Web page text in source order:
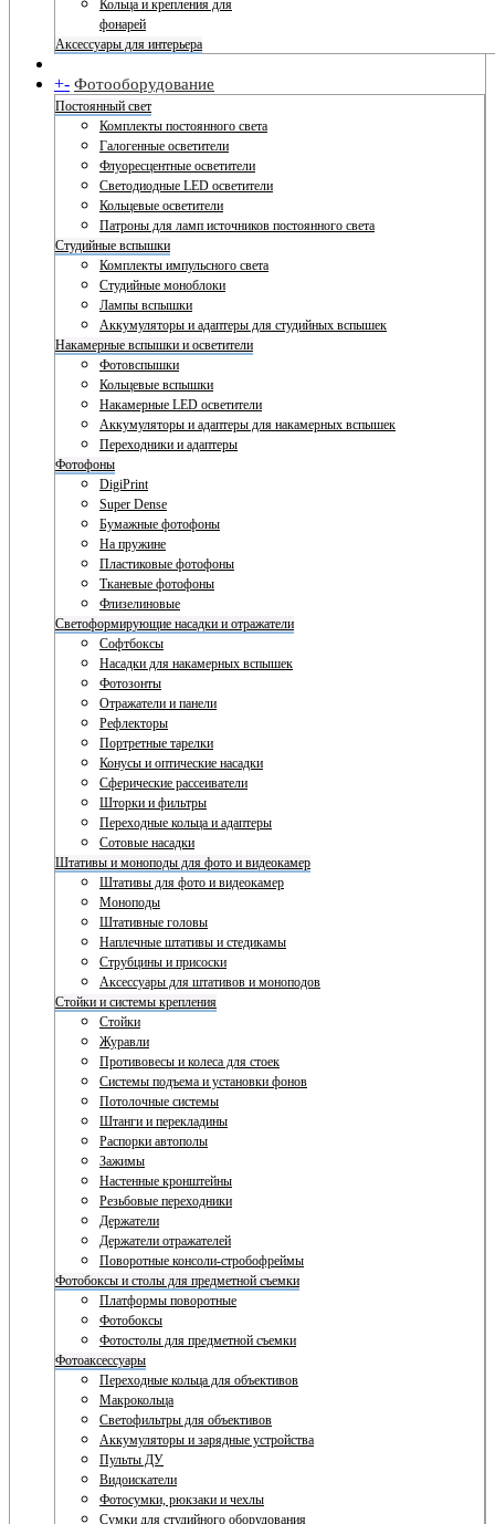
Кольца и крепления для
фонарей
Аксессуары для интерьера
+- Фотооборудование
Постоянный свет
Комплекты постоянного света
Галогенные осветители
Флуоресцентные осветители
Светодиодные LED осветители
Кольцевые осветители
Патроны для ламп источников постоянного света
Студийные вспышки
Комплекты импульсного света
Студийные моноблоки
Лампы вспышки
Аккумуляторы и адаптеры для студийных вспышек
Накамерные вспышки и осветители
Фотовспышки
Кольцевые вспышки
Накамерные LED осветители
Аккумуляторы и адаптеры для накамерных вспышек
Переходники и адаптеры
Фотофоны
DigiPrint
Super Dense
Бумажные фотофоны
На пружине
Пластиковые фотофоны
Тканевые фотофоны
Флизелиновые
Светоформирующие насадки и отражатели
Софтбоксы
Насадки для накамерных вспышек
Фотозонты
Отражатели и панели
Рефлекторы
Портретные тарелки
Конусы и оптические насадки
Сферические рассеиватели
Шторки и фильтры
Переходные кольца и адаптеры
Сотовые насадки
Штативы и моноподы для фото и видеокамер
Штативы для фото и видеокамер
Моноподы
Штативные головы
Наплечные штативы и стедикамы
Струбцины и присоски
Аксессуары для штативов и моноподов
Стойки и системы крепления
Стойки
Журавли
Противовесы и колеса для стоек
Системы подъема и установки фонов
Потолочные системы
Штанги и перекладины
Распорки автополы
Зажимы
Настенные кронштейны
Резьбовые переходники
Держатели
Держатели отражателей
Поворотные консоли-стробофреймы
Фотобоксы и столы для предметной съемки
Платформы поворотные
Фотобоксы
Фотостолы для предметной съемки
Фотоаксессуары
Переходные кольца для объективов
Макрокольца
Светофильтры для объективов
Аккумуляторы и зарядные устройства
Пульты ДУ
Видоискатели
Фотосумки, рюкзаки и чехлы
Сумки для студийного оборудования